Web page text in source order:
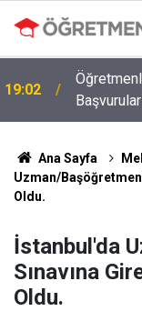
19:02
Ana Sayfa
Uzman/
Oldu.
İstanbul'da
Sınavına
Oldu.